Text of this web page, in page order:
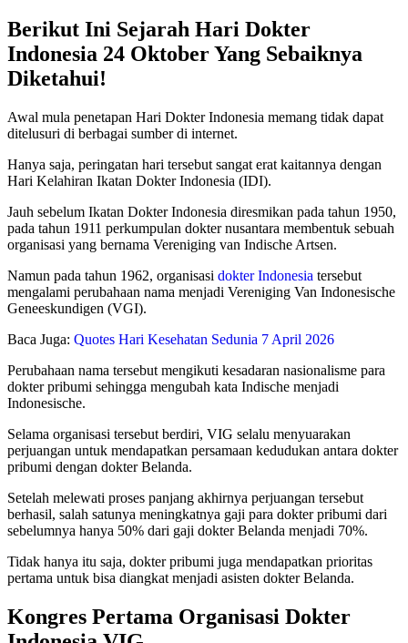
Berikut Ini Sejarah Hari Dokter
Indonesia 24 Oktober Yang Sebaiknya
Diketahui!
Awal mula penetapan Hari Dokter Indonesia memang tidak dapat
ditelusuri di berbagai sumber di internet.
Hanya saja, peringatan hari tersebut sangat erat kaitannya dengan
Hari Kelahiran Ikatan Dokter Indonesia (IDI).
Jauh sebelum Ikatan Dokter Indonesia diresmikan pada tahun 1950,
pada tahun 1911 perkumpulan dokter nusantara membentuk sebuah
organisasi yang bernama Vereniging van Indische Artsen.
Namun pada tahun 1962, organisasi dokter Indonesia tersebut
mengalami perubahaan nama menjadi Vereniging Van Indonesische
Geneeskundigen (VGI).
Baca Juga: Quotes Hari Kesehatan Sedunia 7 April 2026
Perubahaan nama tersebut mengikuti kesadaran nasionalisme para
dokter pribumi sehingga mengubah kata Indische menjadi
Indonesische.
Selama organisasi tersebut berdiri, VIG selalu menyuarakan
perjuangan untuk mendapatkan persamaan kedudukan antara dokter
pribumi dengan dokter Belanda.
Setelah melewati proses panjang akhirnya perjuangan tersebut
berhasil, salah satunya meningkatnya gaji para dokter pribumi dari
sebelumnya hanya 50% dari gaji dokter Belanda menjadi 70%.
Tidak hanya itu saja, dokter pribumi juga mendapatkan prioritas
pertama untuk bisa diangkat menjadi asisten dokter Belanda.
Kongres Pertama Organisasi Dokter